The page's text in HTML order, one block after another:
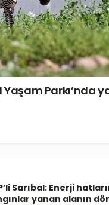
Yaşam Parkı’nda
Sarıbal: Enerji
yanan alanın